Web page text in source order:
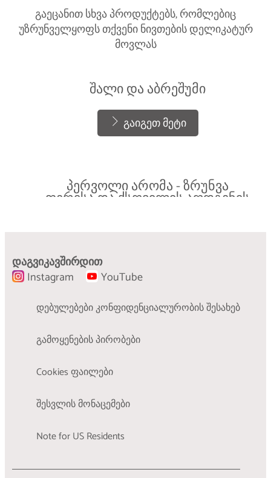
გაეცანით სხვა პროდუქტებს, რომლებიც
უზრუნველყოფს თქვენი ნივთების დელიკატურ
მოვლას
შალი და აბრეშუმი
გაიგეთ მეტი
პერვოლი არომა - ზრუნვა
ფერისა და ქსოვილის აღდგენის
დაგვიკავშირდით
Instagram
YouTube
დებულებები კონფიდენციალურობის შესახებ
გამოყენების პირობები
Cookies ფაილები
შესვლის მონაცემები
Note for US Residents